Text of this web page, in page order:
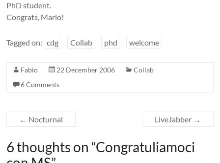
PhD student.
Congrats, Mario!
Tagged on: cdg Collab phd welcome
Fabio 22 December 2006
Collab
6 Comments
← Nocturnal LiveJabber →
6 thoughts on “Congratuliamoci